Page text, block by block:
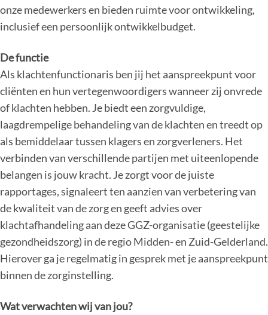
onze medewerkers en bieden ruimte voor ontwikkeling,
inclusief een persoonlijk ontwikkelbudget.
De functie
Als klachtenfunctionaris ben jij het aanspreekpunt voor
cliënten en hun vertegenwoordigers wanneer zij onvrede
of klachten hebben. Je biedt een zorgvuldige,
laagdrempelige behandeling van de klachten en treedt op
als bemiddelaar tussen klagers en zorgverleners. Het
verbinden van verschillende partijen met uiteenlopende
belangen is jouw kracht. Je zorgt voor de juiste
rapportages, signaleert ten aanzien van verbetering van
de kwaliteit van de zorg en geeft advies over
klachtafhandeling aan deze GGZ-organisatie (geestelijke
gezondheidszorg) in de regio Midden- en Zuid-Gelderland.
Hierover ga je regelmatig in gesprek met je aanspreekpunt
binnen de zorginstelling.
Wat verwachten wij van jou?